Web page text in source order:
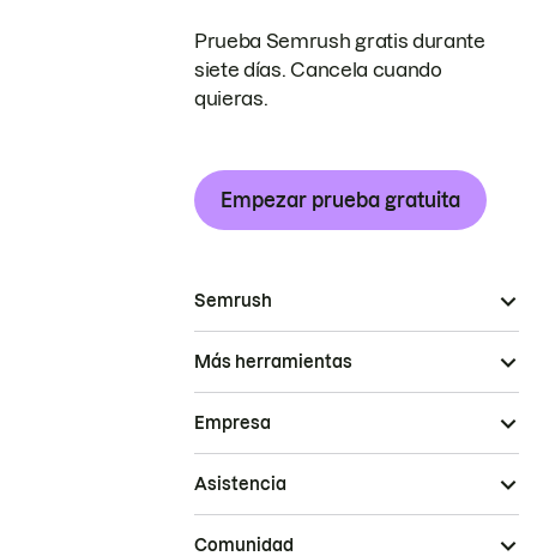
Prueba Semrush gratis durante
siete días. Cancela cuando
quieras.
Empezar prueba gratuita
Semrush
Más herramientas
Empresa
Asistencia
Comunidad